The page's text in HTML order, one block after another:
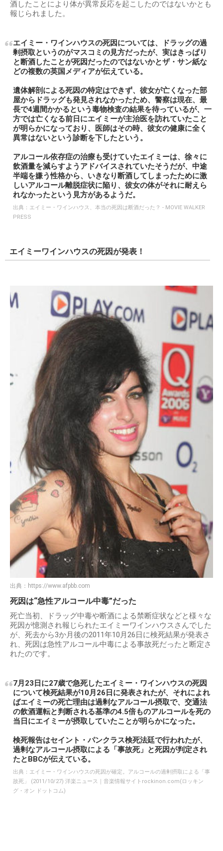
酒したことにより体が異常反応を起こしたのではないかとも
報じられました。
エイミー・ワインハウスの死因については、ドラッグの過
剰摂取というのがマスコミの見方だったが、実はきっぱり
と断酒したことが死因だったのではないかとザ・サン紙な
どの複数の英国メディアが伝えている。
遺体解剖による死因の特定はできず、彼女が亡くなった部
屋からドラッグも発見されなかったため、警察は現在、最
長で4週間かかるという毒物検査の結果を待っているが、一
方では亡くなる前日にエイミーが主治医を訪れていたこと
が明らかになっており、医師はその時、彼女の健康に全く
異常はないという診断を下したという。
アルコール依存症の治療も受けていたエイミーは、徐々に
飲酒量を減らすようアドバイスされていたそうだが、中途
半端を嫌う性格から、いきなり断酒してしまったために激
しいアルコール離脱症状に陥り、彼女の体がそれに耐えら
れなかったという見方があるようだ。
出典： エイミー・ワインハウス、本当の死因は断酒だった？ - MOVIE WALKER
PRESS
エイミーワインハウスの死因が発表！
出典： https://www.afpbb.com
死因は“急性アルコール中毒”だった
死亡当初、ドラッグ中毒や断酒による禁断症状などと様々な
死因が憶測され報じられたエイミーワインハウスさんでした
が、死去から3か月後の2011年10月26日に検死結果が発表さ
れ、死因は急性アルコール中毒による事故死だったと断定さ
れたのです。
7月23日に27歳で急死したエイミー・ワインハウスの死因
について検死結果が10月26日に発表されたが、それによれ
ばエイミーの死亡理由は過剰なアルコール摂取で、交通法
の飲酒運転と判断される基準の4.5倍ものアルコールを死の
当日にエイミーが摂取していたことが明らかになった。
検死報告はセイント・パンクラス検死法廷で行われたが、
過剰なアルコール摂取による「事故死」と死因が判定され
たとBBCが伝えている。
出典： エイミー・ワインハウスの死因が確定。アルコールの過剰摂取による「事
故死」 (2011/10/27) 洋楽ニュース｜音楽情報サイトrockinon.com(ロッキン
グ・オン ドットコム)